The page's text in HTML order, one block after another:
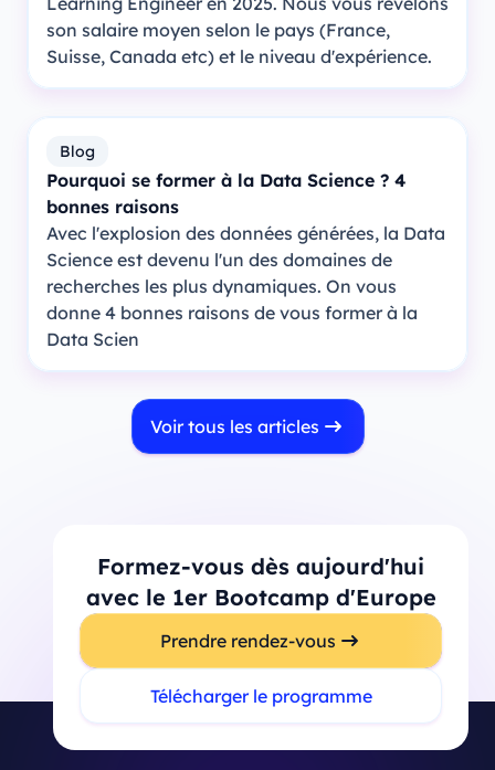
son salaire moyen selon le pays (France,
Suisse, Canada etc) et le niveau d'expérience.
Blog
Pourquoi se former à la Data Science ? 4
bonnes raisons
Avec l'explosion des données générées, la Data
Science est devenu l'un des domaines de
recherches les plus dynamiques. On vous
donne 4 bonnes raisons de vous former à la
Data Scien
Voir tous les articles
Formez-vous dès aujourd'hui
avec le 1er Bootcamp d'Europe
Prendre rendez-vous
Télécharger le programme